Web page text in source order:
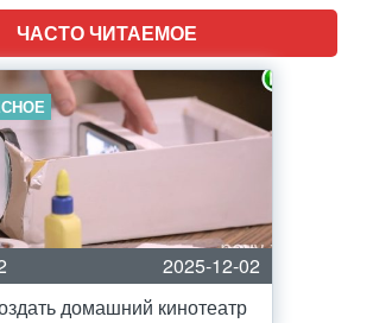
ЧАСТО ЧИТАЕМОЕ
2025-12-02
домашний кинотеатр